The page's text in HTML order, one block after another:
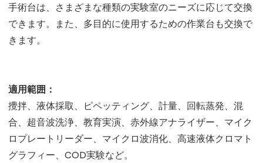
手術台は、さまざまな種類の実験室のニーズに応じて交換
できます。また、多目的に使用するための作業台も交換で
きます。
適用範囲：
攪拌、液体採取、ピペッティング、計量、回転蒸発、混
合、超音波洗浄、教育実演、赤外線アナライザー、マイク
ロプレートリーダー、マイクロ波消化、高速液体クロマト
グラフィー、COD実験など。